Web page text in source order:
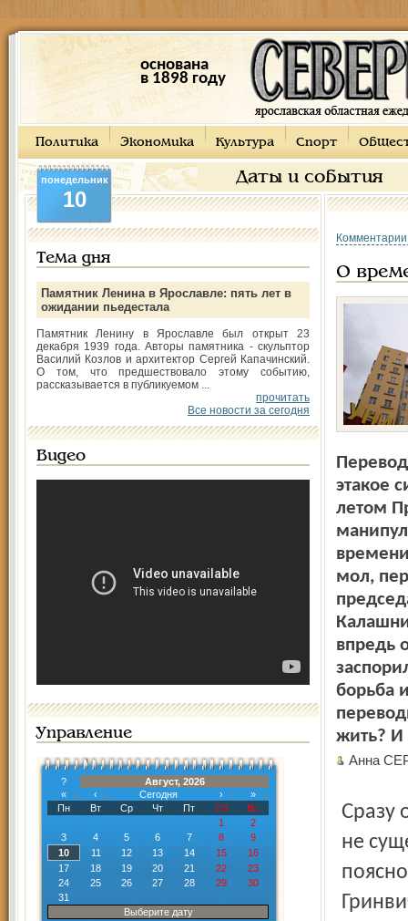
основана
в 1898 году
Политика Экономика Культура Спорт
Даты и события
понедельник
10
Тема дня
Памятник Ленина в Ярославле: пять лет в
ожидании пьедестала
Памятник Ленину в Ярославле был открыт 23
декабря 1939 года. Авторы памятника - скульптор
Василий Козлов и архитектор Сергей Капачинский.
О том, что предшествовало этому событию,
рассказывается в публикуемом ...
прочитать
Все новости за сегодня
Видео
Управление
?
Август, 2026
«
‹ Сегодня ›
»
Пн
Вт Ср Чт Пт Сб
Вс
1
2
3
4 5 6 7 8
9
10
11 12 13 14 15
16
17
18 19 20 21 22
23
24
25 26 27 28 29
30
31
Выберите дату
О
этакое
летом
мол,
впредь
борьба
жить? И
Анна
Сразу огорошим: официального термина «зимнее время»
не